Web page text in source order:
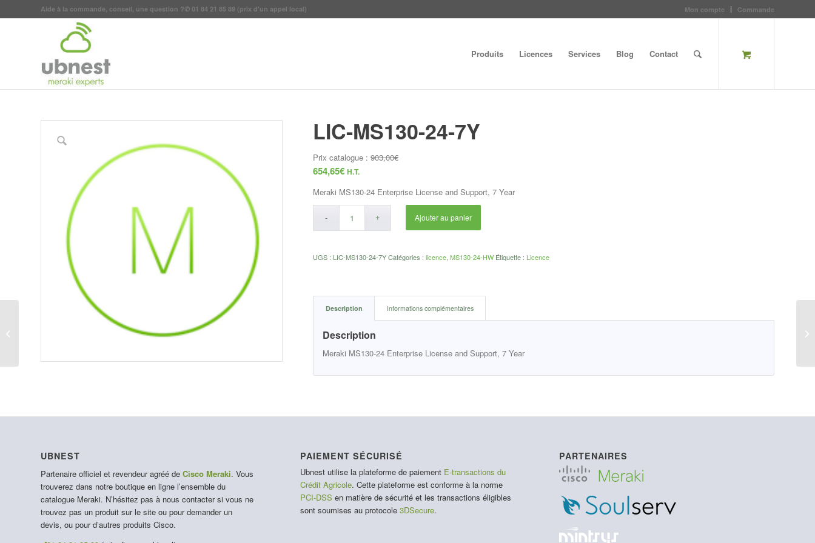
Mon compte Commande
Aide à la commande, conseil, une question ?✆ 01 84 21 85 89 (prix d'un appel local)
Produits Licences Services Blog Contact
LIC-MS130-24-7Y
Prix catalogue :903,00€
654,65€ H.T.
Meraki MS130-24 Enterprise License and Support, 7 Year
Ajouter au panier
UGS : LIC-MS130-24-7Y Catégories :licence ,MS130-24-HW Étiquette : Licence
Description Informations complémentaires
Description
Meraki MS130-24 Enterprise License and Support, 7 Year
UBNEST
Partenaire officiel et revendeur agréé de Cisco Meraki. Vous
trouverez dans notre boutique en ligne l’ensemble du
catalogue Meraki. N’hésitez pas à nous contacter si vous ne
trouvez pas un produit sur le site ou pour demander un
devis, ou pour d’autres produits Cisco.
PAIEMENT SÉCURISÉ
Ubnest utilise la plateforme de paiement E-transactions du
Crédit Agricole. Cette plateforme est conforme à la norme
PCI-DSS en matière de sécurité et les transactions éligibles
sont soumises au protocole 3DSecure.
PARTENAIRES